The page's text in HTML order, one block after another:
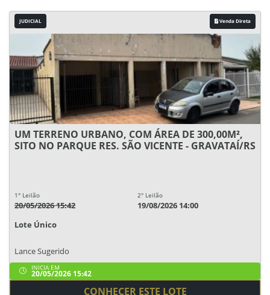
JUDICIAL Venda Direta
UM TERRENO URBANO, COM ÁREA DE 300,00M²,
SITO NO PARQUE RES. SÃO VICENTE - GRAVATAÍ/RS
1° Leilão
20/05/2026 15:42
2° Leilão
19/08/2026 14:00
Lote Único
Lance Sugerido
INICIA EM
20/05/2026 15:42
CONHECER ESTE LOTE